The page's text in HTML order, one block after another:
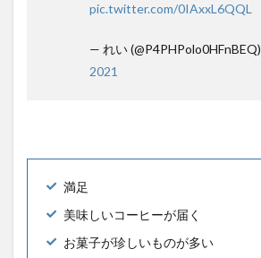
pic.twitter.com/0IAxxL6QQL
— れい (@P4PHPolo0HFnBEQ)
2021
満足
美味しいコーヒーが届く
お菓子が珍しいものが多い